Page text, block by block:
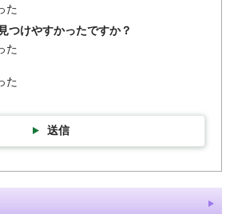
た
つけやすかったですか？
た
た
送信